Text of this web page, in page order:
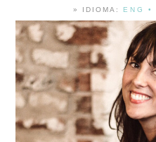
» IDIOMA: ENG •